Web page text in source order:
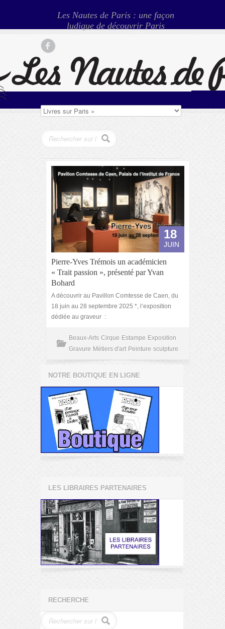
Les Nautes de Paris : une façon
ludique de découvrir Paris
18
JUIN
Pierre-Yves Trémois un académicien
« Trait passion », présenté par Yvan
Bohard
A découvrir au Pavillon Comtesse de Caen, du
18 juin au 28 septembre 2025 *, l’exposition
dédiée au graveur :
Beaux-Arts Cirque Estampe Exposition
Gravure Métiers d'art Peinture sculpture
NOTRE BOUTIQUE EN LIGNE
LES LIBRAIRES PARTENAIRES
RECHERCHE